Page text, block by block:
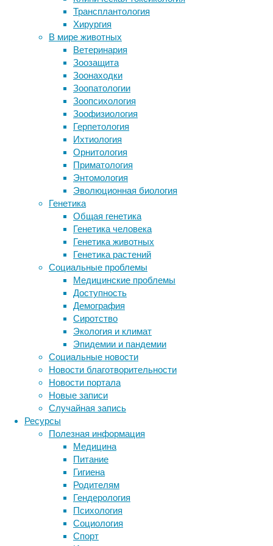
Трансплантология
Хирургия
В мире животных
Ветеринария
Зоозащита
Зоонаходки
Зоопатологии
Зоопсихология
Зоофизиология
Герпетология
Ихтиология
Орнитология
Приматология
Энтомология
Эволюционная биология
Генетика
Общая генетика
Генетика человека
Генетика животных
Генетика растений
Социальные проблемы
Медицинские проблемы
Доступность
Демография
Сиротство
Экология и климат
Эпидемии и пандемии
Социальные новости
Новости благотворительности
Новости портала
Новые записи
Случайная запись
Ресурсы
Полезная информация
Медицина
Питание
Гигиена
Родителям
Гендерология
Психология
Социология
Спорт
благотворительность,
волонтёр,
общество,
помощь,
соцзащита
Специалисты
помогающих
профессий,
числе
которых
психологи,
коучи
психотерапевты,
присоединились
благотворительному
флешмобу,
рамках
которого
предлагают
клиентам
обменять
услуги
благотворительность.
социальных
сетях
специалисты
Физики экспериментально
подтвердили существование нового
типа сверхпроводимости
Помидоры с перцем
Распространенную деменцию
предложили лечить антибиотиком
Как правильно «спрыгивать» с
антидепрессантов? Никто не знает
наверняка
Следите за новостями